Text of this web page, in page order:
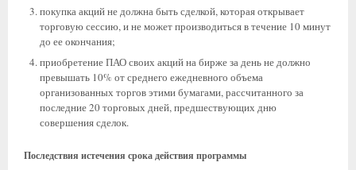
покупка акций не должна быть сделкой, которая открывает
торговую сессию, и не может производиться в течение 10 минут
до ее окончания;
приобретение ПАО своих акций на бирже за день не должно
превышать 10% от среднего ежедневного объема
организованных торгов этими бумагами, рассчитанного за
последние 20 торговых дней, предшествующих дню
совершения сделок.
Последствия истечения срока действия программы